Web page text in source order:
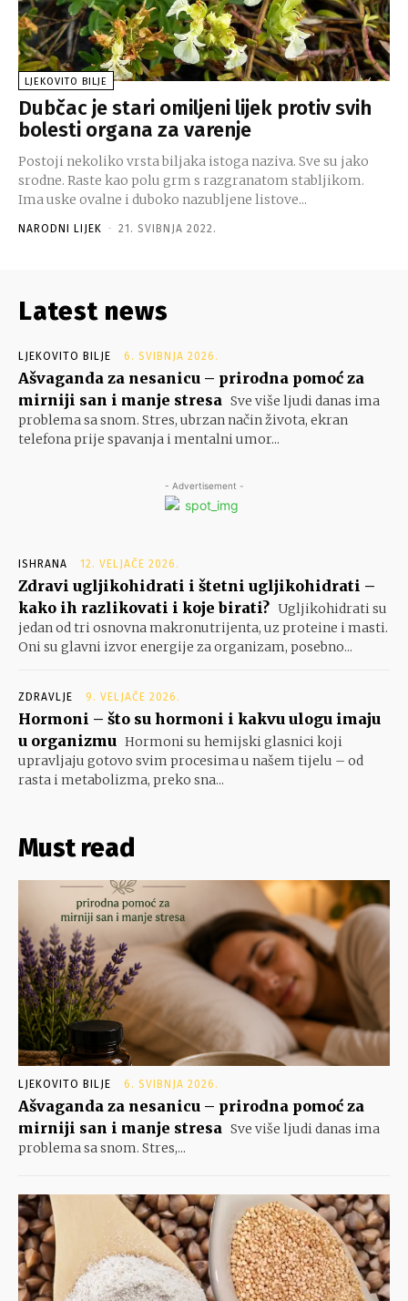
LJEKOVITO BILJE
Dubčac je stari omiljeni lijek protiv svih
bolesti organa za varenje
Postoji nekoliko vrsta biljaka istoga naziva. Sve su jako
srodne. Raste kao polu grm s razgranatom stabljikom.
Ima uske ovalne i duboko nazubljene listove...
NARODNI LIJEK - 21. SVIBNJA 2022.
Latest news
LJEKOVITO BILJE 6. SVIBNJA 2026.
Ašvaganda za nesanicu – prirodna pomoć za
mirniji san i manje stresa Sve više ljudi danas ima
problema sa snom. Stres, ubrzan način života, ekran
telefona prije spavanja i mentalni umor...
- Advertisement -
ISHRANA 12. VELJAČE 2026.
Zdravi ugljikohidrati i štetni ugljikohidrati –
kako ih razlikovati i koje birati? Ugljikohidrati su
jedan od tri osnovna makronutrijenta, uz proteine i masti.
Oni su glavni izvor energije za organizam, posebno...
ZDRAVLJE 9. VELJAČE 2026.
Hormoni – što su hormoni i kakvu ulogu imaju
u organizmu Hormoni su hemijski glasnici koji
upravljaju gotovo svim procesima u našem tijelu – od
rasta i metabolizma, preko sna...
Must read
LJEKOVITO BILJE 6. SVIBNJA 2026.
Ašvaganda za nesanicu – prirodna pomoć za
mirniji san i manje stresa Sve više ljudi danas ima
problema sa snom. Stres,...